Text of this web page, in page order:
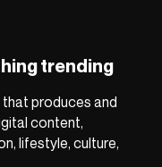
trending
produces and
content,
lifestyle, culture,